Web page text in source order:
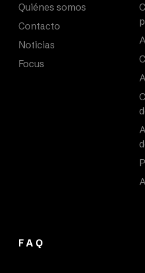
Quiénes somos
Contacto
Noticias
Focus
FAQ